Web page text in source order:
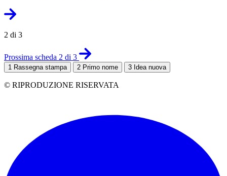
2 di 3
Prossima scheda 2 di 3
1 Rassegna stampa 2 Primo nome 3 Idea nuova
© RIPRODUZIONE RISERVATA